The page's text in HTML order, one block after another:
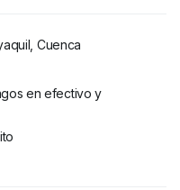
Cuenca
en efectivo y